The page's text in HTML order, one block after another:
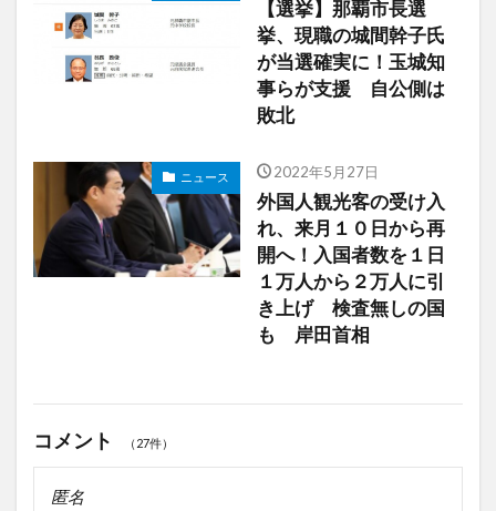
【選挙】那覇市長選
挙、現職の城間幹子氏
が当選確実に！玉城知
事らが支援 自公側は
敗北
ニュース 2022年5月27日
外国人観光客の受け入
れ、来月１０日から再
開へ！入国者数を１日
１万人から２万人に引
き上げ 検査無しの国
も 岸田首相
コメント （27件）
匿名